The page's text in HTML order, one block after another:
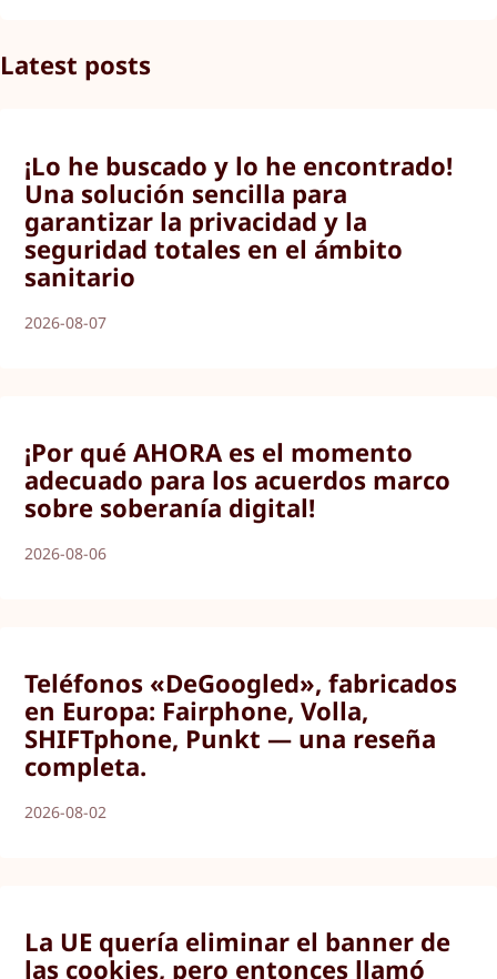
Latest posts
¡Lo he buscado y lo he encontrado!
Una solución sencilla para
garantizar la privacidad y la
seguridad totales en el ámbito
sanitario
2026-08-07
¡Por qué AHORA es el momento
adecuado para los acuerdos marco
sobre soberanía digital!
2026-08-06
Teléfonos «DeGoogled», fabricados
en Europa: Fairphone, Volla,
SHIFTphone, Punkt — una reseña
completa.
2026-08-02
La UE quería eliminar el banner de
las cookies, pero entonces llamó